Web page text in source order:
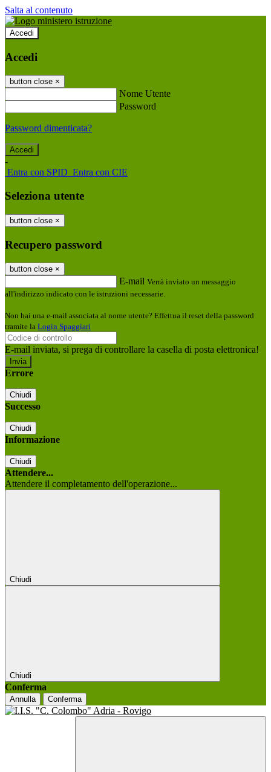
Salta al contenuto
Accedi
Accedi
button close ×
Nome Utente
Password
Password dimenticata?
-
Entra con SPID Entra con CIE
Seleziona utente
button close ×
Recupero password
button close ×
E-mail Verrà inviato un messaggio
all'indirizzo indicato con le istruzioni necessarie.
Non hai una e-mail associata al nome utente? Effettua il reset della password
tramite la Login Spaggiari
E-mail inviata, si prega di controllare la casella di posta elettronica!
Errore
Chiudi
Successo
Chiudi
Informazione
Chiudi
Attendere...
Attendere il completamento dell'operazione...
Chiudi
Chiudi
Conferma
Annulla Conferma